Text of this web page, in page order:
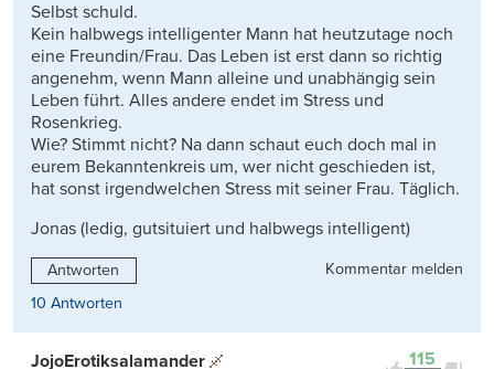
Selbst schuld.
Kein halbwegs intelligenter Mann hat heutzutage noch
eine Freundin/Frau. Das Leben ist erst dann so richtig
angenehm, wenn Mann alleine und unabhängig sein
Leben führt. Alles andere endet im Stress und
Rosenkrieg.
Wie? Stimmt nicht? Na dann schaut euch doch mal in
eurem Bekanntenkreis um, wer nicht geschieden ist,
hat sonst irgendwelchen Stress mit seiner Frau. Täglich.
Jonas (ledig, gutsituiert und halbwegs intelligent)
Antworten
Kommentar melden
10 Antworten
115
JojoErotiksalamander